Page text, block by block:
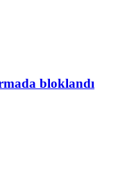
bloklandı